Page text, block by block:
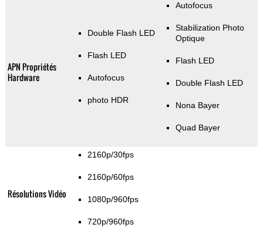
APN Propriétés
Hardware
Double Flash LED
Flash LED
Autofocus
photo HDR
Autofocus
Stabilization Photo
Optique
Flash LED
Double Flash LED
Nona Bayer
Quad Bayer
Résolutions Vidéo
2160p/30fps
2160p/60fps
1080p/960fps
720p/960fps